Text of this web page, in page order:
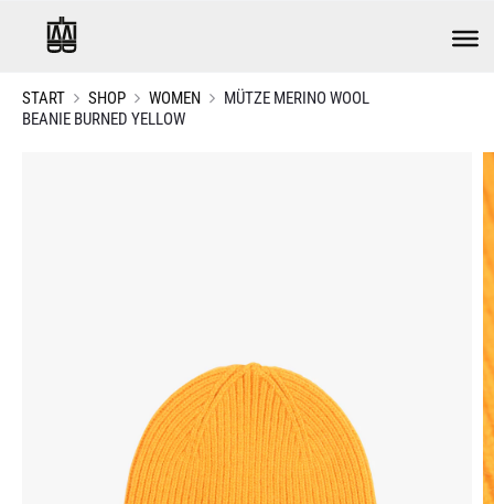
START SHOP WOMEN
MÜTZE MERINO WOOL
BEANIE BURNED YELLOW